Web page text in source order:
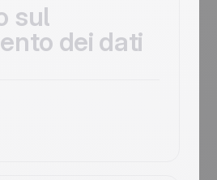
sul
dei dati